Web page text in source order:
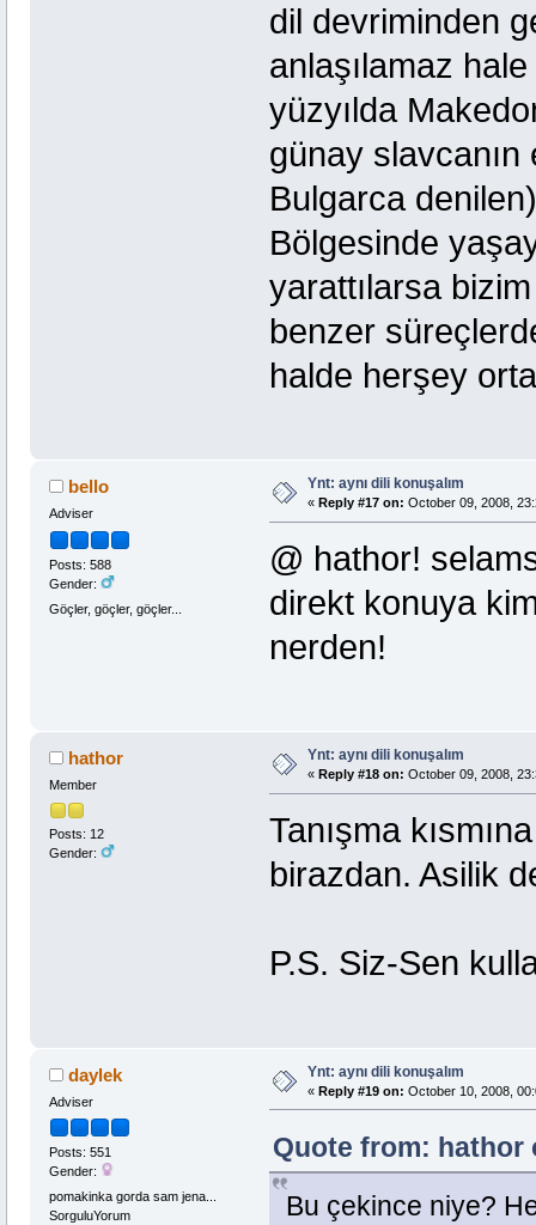
dil devriminden
anlaşılamaz
yüzyılda
günay
Bulgarca
Bölgesinde
yarattılarsa
benzer
halde herşey
bello
Adviser
Posts: 588
Gender:
Göçler, göçler, göçler...
Ynt: aynı dili konuşalım
« Reply #17 on: October 09, 2008,
@ hathor!
direkt konuya
nerden!
hathor
Member
Posts: 12
Gender:
Ynt: aynı dili konuşalım
« Reply #18 on: October 09, 2008,
Tanışma
birazdan. Asilik
P.S. Siz-Sen
daylek
Adviser
Posts: 551
Gender:
pomakinka gorda sam jena...
SorguluYorum
Ynt: aynı dili konuşalım
« Reply #19 on: October 10, 2008,
Quote from: hathor
Bu çekince niye?